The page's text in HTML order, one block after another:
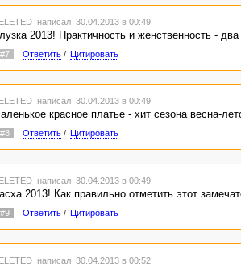
написал 30.04.2013 в 00:49
2013! Практичность и женственность -
#7 Ответить/ Цитировать
написал 30.04.2013 в 00:49
красное платье - хит сезона весна-
#8 Ответить/ Цитировать
написал 30.04.2013 в 00:49
2013! Как правильно отметить этот
#9 Ответить/ Цитировать
написал 30.04.2013 в 00:52